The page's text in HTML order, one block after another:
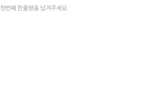
첫번째 한줄평을 남겨주세요.